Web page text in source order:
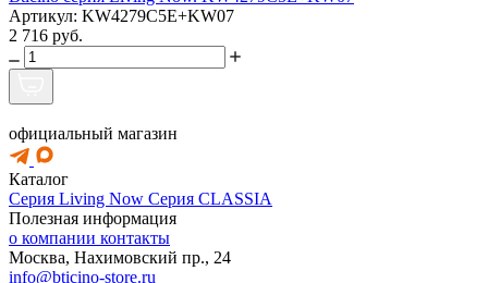
Артикул: KW4279C5E+KW07
2 716 руб.
официальный магазин
Каталог
Серия Living Now Серия CLASSIA
Полезная информация
о компании контакты
Москва, Нахимовский пр., 24
info@bticino-store.ru